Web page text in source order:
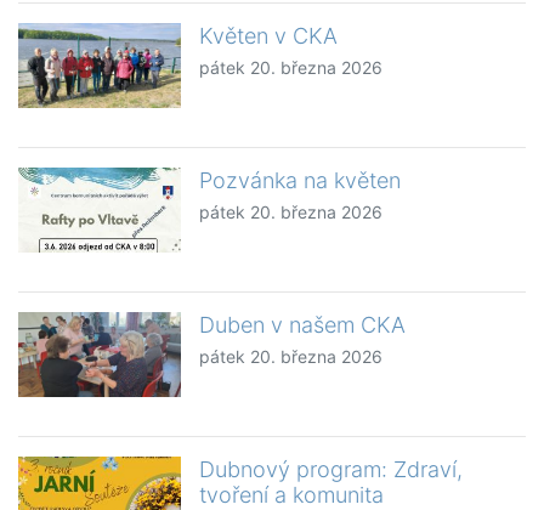
Květen v CKA
pátek 20. března 2026
Pozvánka na květen
pátek 20. března 2026
Duben v našem CKA
pátek 20. března 2026
Dubnový program: Zdraví,
tvoření a komunita